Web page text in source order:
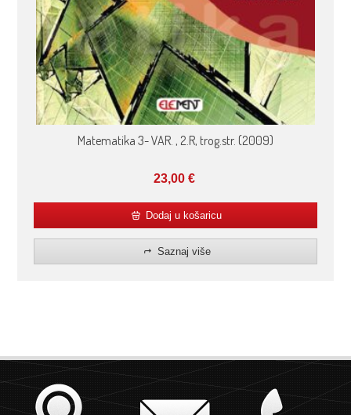
Matematika 3- VAR. , 2.R, trog.str. (2009)
23,00 €
Dodaj u košaricu
Saznaj više